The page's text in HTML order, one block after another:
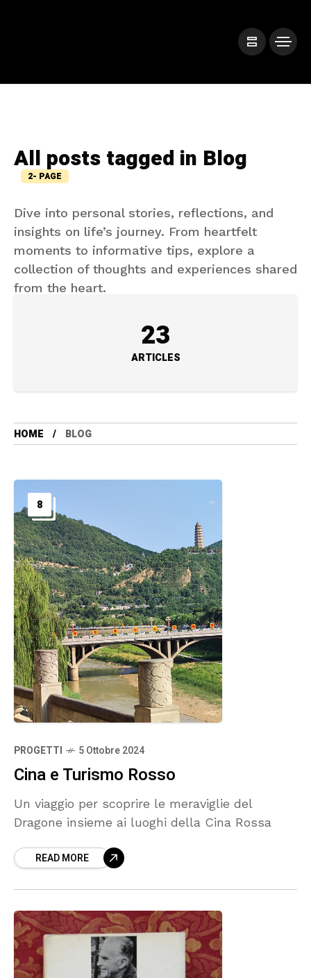
All posts tagged in Blog
2- PAGE
Dive into personal stories, reflections, and
insights on life’s journey. From heartfelt
moments to informative tips, explore a
collection of thoughts and experiences shared
from the heart.
23
ARTICLES
HOME BLOG
8
PROGETTI 5 Ottobre 2024
Cina e Turismo Rosso
Un viaggio per scoprire le meraviglie del
Dragone insieme ai luoghi della Cina Rossa
READ MORE